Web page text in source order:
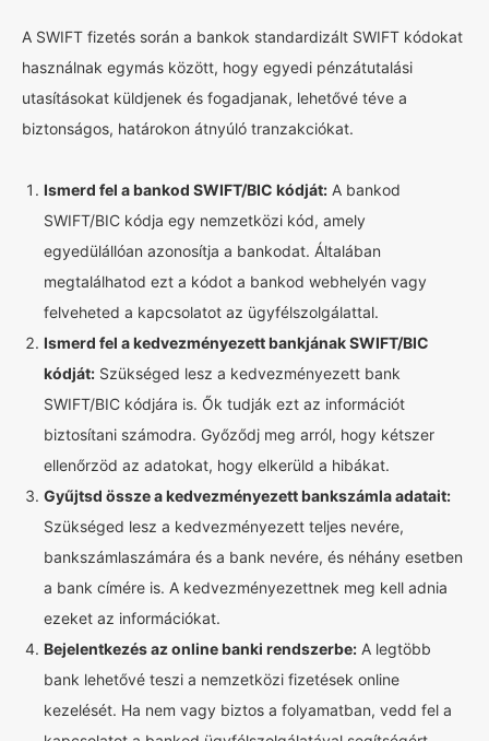
A SWIFT fizetés során a bankok standardizált SWIFT kódokat
használnak egymás között, hogy egyedi pénzátutalási
utasításokat küldjenek és fogadjanak, lehetővé téve a
biztonságos, határokon átnyúló tranzakciókat.
Ismerd fel a bankod SWIFT/BIC kódját: A bankod
SWIFT/BIC kódja egy nemzetközi kód, amely
egyedülállóan azonosítja a bankodat. Általában
megtalálhatod ezt a kódot a bankod webhelyén vagy
felveheted a kapcsolatot az ügyfélszolgálattal.
Ismerd fel a kedvezményezett bankjának SWIFT/BIC
kódját: Szükséged lesz a kedvezményezett bank
SWIFT/BIC kódjára is. Ők tudják ezt az információt
biztosítani számodra. Győződj meg arról, hogy kétszer
ellenőrzöd az adatokat, hogy elkerüld a hibákat.
Gyűjtsd össze a kedvezményezett bankszámla adatait:
Szükséged lesz a kedvezményezett teljes nevére,
bankszámlaszámára és a bank nevére, és néhány esetben
a bank címére is. A kedvezményezettnek meg kell adnia
ezeket az információkat.
Bejelentkezés az online banki rendszerbe: A legtöbb
bank lehetővé teszi a nemzetközi fizetések online
kezelését. Ha nem vagy biztos a folyamatban, vedd fel a